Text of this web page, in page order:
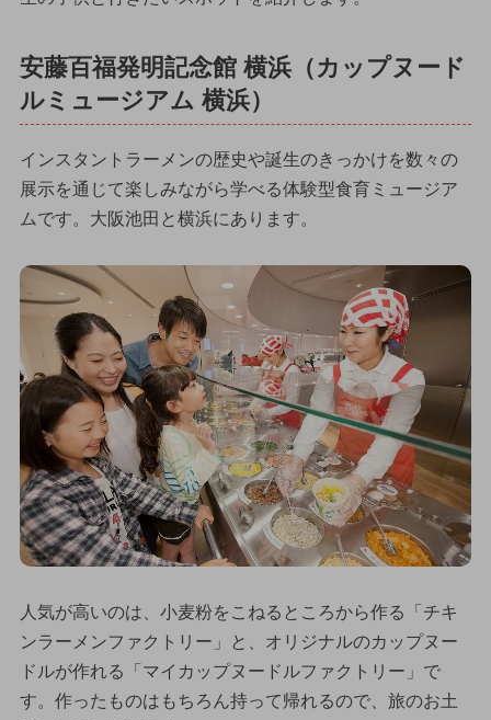
安藤百福発明記念館 横浜（カップヌード
ルミュージアム 横浜）
インスタントラーメンの歴史や誕生のきっかけを数々の
展示を通じて楽しみながら学べる体験型食育ミュージア
ムです。大阪池田と横浜にあります。
人気が高いのは、小麦粉をこねるところから作る「チキ
ンラーメンファクトリー」と、オリジナルのカップヌー
ドルが作れる「マイカップヌードルファクトリー」で
す。作ったものはもちろん持って帰れるので、旅のお土